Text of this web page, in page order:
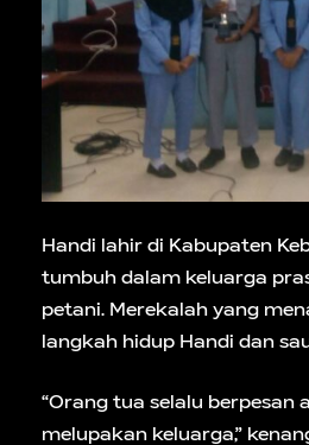
Handi lahir di Kabupaten
tumbuh dalam keluarga
petani. Merekalah yang
langkah hidup Handi dan
“Orang tua selalu berpesan
melupakan keluarga,”